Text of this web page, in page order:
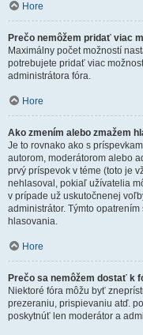
Hore
Prečo nemôžem pridať viac
Maximálny počet možností
potrebujete pridať viac
administrátora fóra.
Hore
Ako zmením alebo zmažem
Je to rovnako ako s
autorom, moderátorom alebo
prvý príspevok v téme (toto je
nehlasoval, pokiaľ užívatelia
v prípade už uskutočnenej
administrátor. Týmto
hlasovania.
Hore
Prečo sa nemôžem dostať k
Niektoré fóra môžu byť
prezeraniu, prispievaniu atď.
poskytnúť len moderátor a